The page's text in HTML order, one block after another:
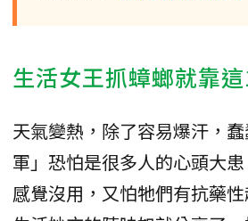
生活女王抓蟑螂就靠
天氣變熱，除了容易爆汗，
軍」恐怕是很多人的心頭大
感覺沒用，又怕牠們有抗藥